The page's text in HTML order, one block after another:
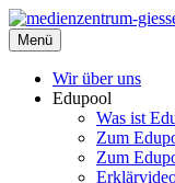
Zum
Inhalt
springen
medienzentrum-
Regionales
Menü
Wir über uns
Edupool
Was ist
Zum
Zum